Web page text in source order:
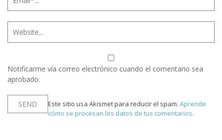
Notificarme vía correo electrónico cuando el comentario sea
aprobado.
Este sitio usa Akismet para reducir el spam. Aprende
cómo se procesan los datos de tus comentarios.